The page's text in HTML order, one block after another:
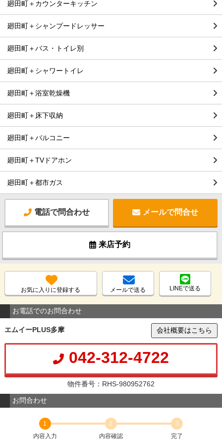
廻田町＋カウンターキッチン
廻田町＋シャンプードレッサー
廻田町＋バス・トイレ別
廻田町＋シャワートイレ
廻田町＋浴室乾燥機
廻田町＋床下収納
廻田町＋バルコニー
廻田町＋TVドアホン
廻田町＋都市ガス
電話で問合わせ メールで問合せ
来店予約
お気に入りに登録する メールで送る LINEで送る
お電話でのお問合わせ
エムイーPLUS多摩 会社概要はこちら
042-312-4722
物件番号：RHS-980952762
お問合わせ
1
内容入力
2
内容確認
3
完了